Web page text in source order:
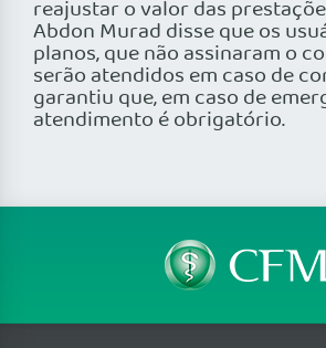
reajustar o valor das
Abdon Murad disse que os
planos, que não assinaram o
serão atendidos em caso de
garantiu que, em caso de
atendimento é obrigatório.